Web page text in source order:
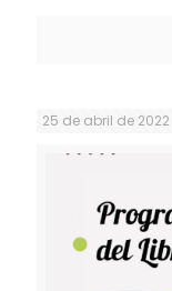
25 de abril de 2022